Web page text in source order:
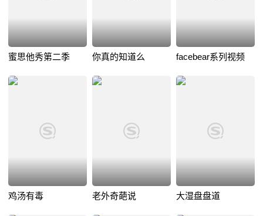
蜜思他秀第二季 你真的知道么 facebear系列视频
鸡汤有毒 老外奇葩说 大湿盘盘道